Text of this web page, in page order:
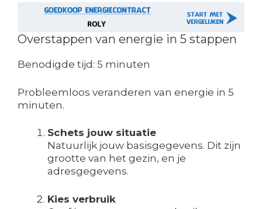
Overstappen van energie in 5 stappen
Benodigde tijd: 5 minuten
Probleemloos veranderen van energie in 5
minuten.
Schets jouw situatie
Natuurlijk jouw basisgegevens. Dit zijn
grootte van het gezin, en je
adresgegevens.
Kies verbruik